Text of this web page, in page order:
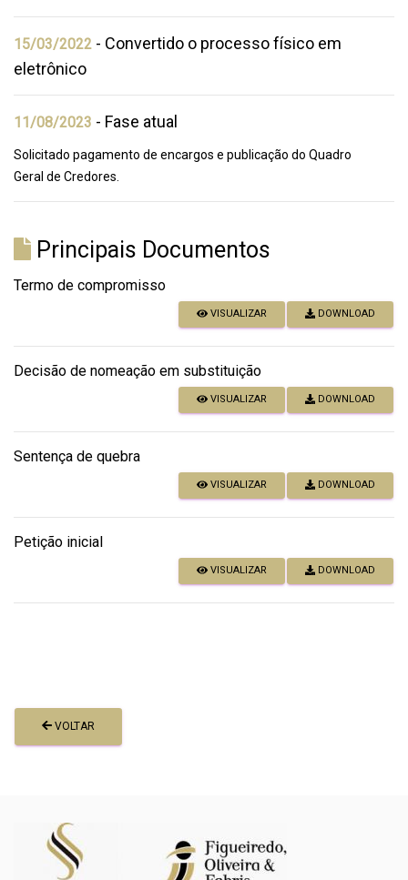
15/03/2022 - Convertido o processo físico em
eletrônico
11/08/2023 - Fase atual
Solicitado pagamento de encargos e publicação do Quadro
Geral de Credores.
Principais Documentos
Termo de compromisso
DOWNLOAD
VISUALIZAR
Decisão de nomeação em substituição
DOWNLOAD
VISUALIZAR
Sentença de quebra
DOWNLOAD
VISUALIZAR
Petição inicial
DOWNLOAD
VISUALIZAR
VOLTAR